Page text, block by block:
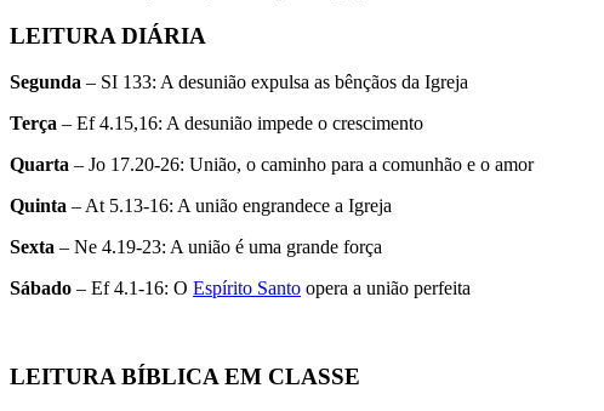
LEITURA DIÁRIA
Segunda – SI 133: A desunião expulsa as bênçãos da Igreja
Terça – Ef 4.15,16: A desunião impede o crescimento
Quarta – Jo 17.20-26: União, o caminho para a comunhão e o amor
Quinta – At 5.13-16: A união engrandece a Igreja
Sexta – Ne 4.19-23: A união é uma grande força
Sábado – Ef 4.1-16: O Espírito Santo opera a união perfeita
LEITURA BÍBLICA EM CLASSE